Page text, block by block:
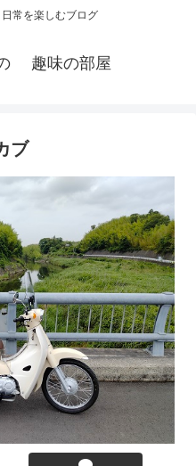
常を楽しむブログ
趣味の部屋
ブ